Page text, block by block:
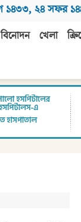
১৪৩৩, ২৪ সফর
বিনোদন খেলা